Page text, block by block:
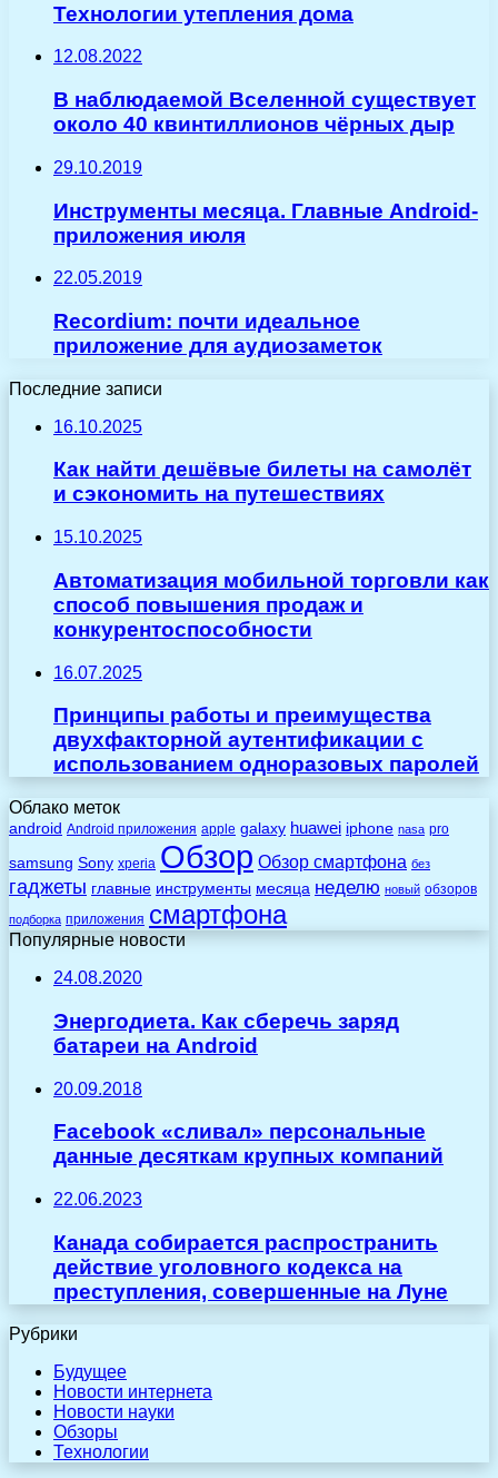
Технологии утепления дома
12.08.2022
В наблюдаемой Вселенной существует
около 40 квинтиллионов чёрных дыр
29.10.2019
Инструменты месяца. Главные Android-
приложения июля
22.05.2019
Recordium: почти идеальное
приложение для аудиозаметок
Последние записи
16.10.2025
Как найти дешёвые билеты на самолёт
и сэкономить на путешествиях
15.10.2025
Автоматизация мобильной торговли как
способ повышения продаж и
конкурентоспособности
16.07.2025
Принципы работы и преимущества
двухфакторной аутентификации с
использованием одноразовых паролей
Облако меток
android Android приложения apple galaxy huawei iphone nasa pro
samsung Sony xperia Обзор Обзор смартфона без
гаджеты главные инструменты месяца неделю новый обзоров
подборка приложения смартфона
Популярные новости
24.08.2020
Энергодиета. Как сберечь заряд
батареи на Android
20.09.2018
Facebook «сливал» персональные
данные десяткам крупных компаний
22.06.2023
Канада собирается распространить
действие уголовного кодекса на
преступления, совершенные на Луне
Рубрики
Будущее
Новости интернета
Новости науки
Обзоры
Технологии